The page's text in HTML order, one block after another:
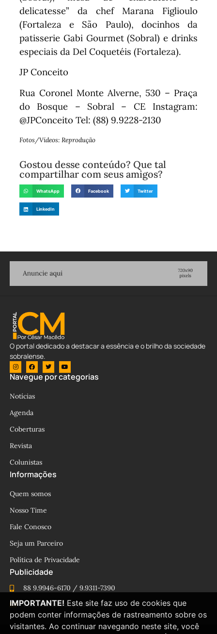
delicatesse” da chef Marana Figlioulo
(Fortaleza e São Paulo), docinhos da
patisserie Gabi Gourmet (Sobral) e drinks
especiais da Del Coquetéis (Fortaleza).
JP Conceito
Rua Coronel Monte Alverne, 530 – Praça
do Bosque – Sobral – CE Instagram:
@JPConceito Tel: (88) 9.9228-2130
Fotos/Vídeos: Reprodução
Gostou desse conteúdo? Que tal
compartilhar com seus amigos?
WhatsApp Facebook Twitter
LinkedIn
O portal dedicado a destacar a essência e o brilho da sociedade
sobralense.
Navegue por categorias
Notícias
Agenda
Coberturas
Revista
Colunistas
Informações
Quem somos
Nosso Time
Fale Conosco
Seja um Parceiro
Política de Privacidade
Publicidade
88 9.9946-6170 / 9.9311-7390
cesinhamacedo@yahoo.com.br
IMPORTANTE! Este site faz uso de cookies que
podem conter informações de rastreamento sobre os
visitantes. Ao continuar navegando neste site, você